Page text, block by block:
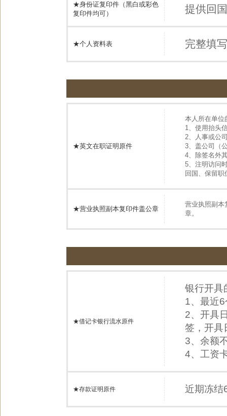
★身份证复印件（黑白或彩色
复印件均可）
提供回
★个人资料表 完整填
★英文在职证明原件
本人所在单
1、使用抬头
2、人事或公
3、盖公司（
4、除签名外
5、注明访问
回国、保留职
★营业执照副本复印件盖公章
营业执照副本
章。
★借记卡银行流水原件
银行开具
1、最近
2、开具
签，开具
3、余额
4、工资
★存款证明原件 近期冻结